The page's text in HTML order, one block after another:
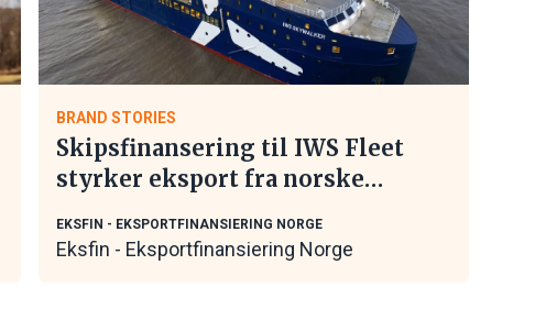
BRAND STORIES
Skipsfinansering til IWS Fleet
styrker eksport fra norske
EKSFIN - EKSPORTFINANSIERING NORGE
Eksfin - Eksportfinansiering Norge